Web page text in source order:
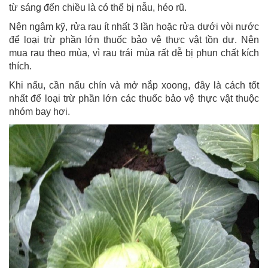
từ sáng đến chiều là có thể bị nẫu, héo rũ.
Nên ngâm kỹ, rửa rau ít nhất 3 lần hoặc rửa dưới vòi nước
để loại trừ phần lớn thuốc bảo vệ thực vật tồn dư. Nên
mua rau theo mùa, vì rau trái mùa rất dễ bị phun chất kích
thích.
Khi nấu, cần nấu chín và mở nắp xoong, đây là cách tốt
nhất để loại trừ phần lớn các thuốc bảo vệ thực vật thuộc
nhóm bay hơi.